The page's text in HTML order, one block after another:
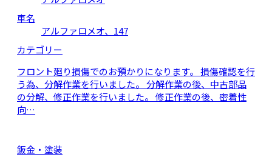
車名
アルファロメオ、147
カテゴリー
フロント廻り損傷でのお預かりになります。 損傷確認を行
う為、分解作業を行いました。 分解作業の後、中古部品
の分解、修正作業を行いました。 修正作業の後、密着性
向…
鈑金・塗装